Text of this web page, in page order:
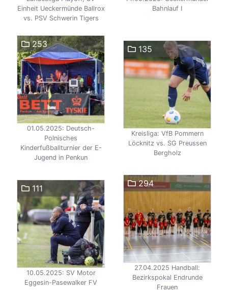
Einheit Ueckermünde Ballrox
vs. PSV Schwerin Tigers
Bahnlauf I
253
01.05.2025: Deutsch-
Polnisches
Kinderfußballturnier der E-
Jugend in Penkun
135
Kreisliga: VfB Pommern
Löcknitz vs. SG Preussen
Bergholz
111
10.05.2025: SV Motor
Eggesin-Pasewalker FV
294
27.04.2025 Handball:
Bezirkspokal Endrunde
Frauen